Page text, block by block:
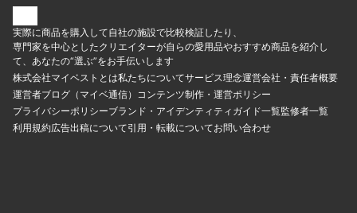
実際に商品を購入して自社の施設で比較検証したり、
専門家を中心としたクリエイターが自らの愛用品やおすすめ商品を紹介し
て、あなたの“選ぶ”をお手伝いします
株式会社マイベストとは私たちについてサービス理念運営会社・責任者概要
運営者ブログ（マイベ通信） コンテンツ制作・運営ポリシー
プライバシーポリシーブランド・アイデンティティ ガイド一覧監修者一覧
利用規約広告出稿について引用・転載についてお問い合わせ